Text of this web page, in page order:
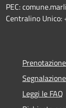
PEC:
Centralino
Leggi le FAQ